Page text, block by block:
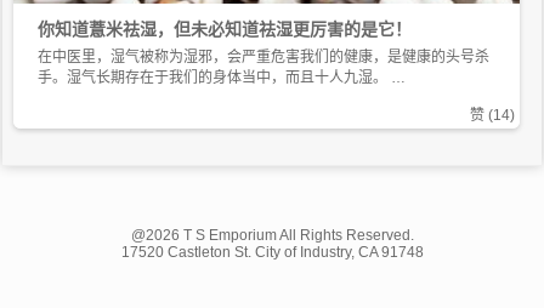
你知道薏米祛湿，但未必知道祛湿更厉害的是它！
在中医里，湿气被称为湿邪，会严重危害我们的健康，是健康的头号杀
手。湿气长期存在于我们的身体当中，而且十人九湿。 …
赞 (14)
@2026 T S Emporium All Rights Reserved.
17520 Castleton St. City of Industry, CA 91748